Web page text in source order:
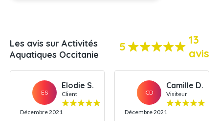
Les avis sur Activités
Aquatiques Occitanie
5
13
avis
ES
Elodie S.
Client
Décembre 2021
CD
Camille D.
Visiteur
Décembre 2021